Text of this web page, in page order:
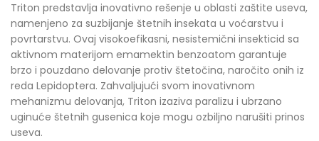
Triton predstavlja inovativno rešenje u oblasti zaštite useva,
namenjeno za suzbijanje štetnih insekata u voćarstvu i
povrtarstvu. Ovaj visokoefikasni, nesistemični insekticid sa
aktivnom materijom emamektin benzoatom garantuje
brzo i pouzdano delovanje protiv štetočina, naročito onih iz
reda Lepidoptera. Zahvaljujući svom inovativnom
mehanizmu delovanja, Triton izaziva paralizu i ubrzano
uginuće štetnih gusenica koje mogu ozbiljno narušiti prinos
useva.